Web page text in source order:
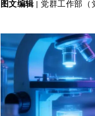
图文编辑 | 党群工作部（